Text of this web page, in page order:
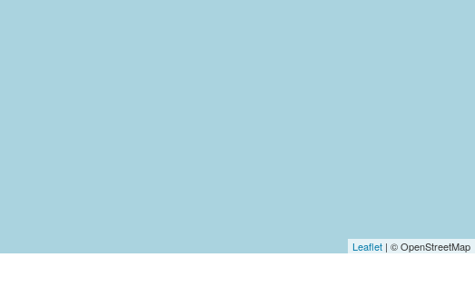
Leaflet | © OpenStreetMap